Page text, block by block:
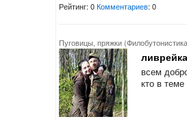
Рейтинг: 0Комментариев: 0
Пуговицы, пряжки
всем
кто в теме